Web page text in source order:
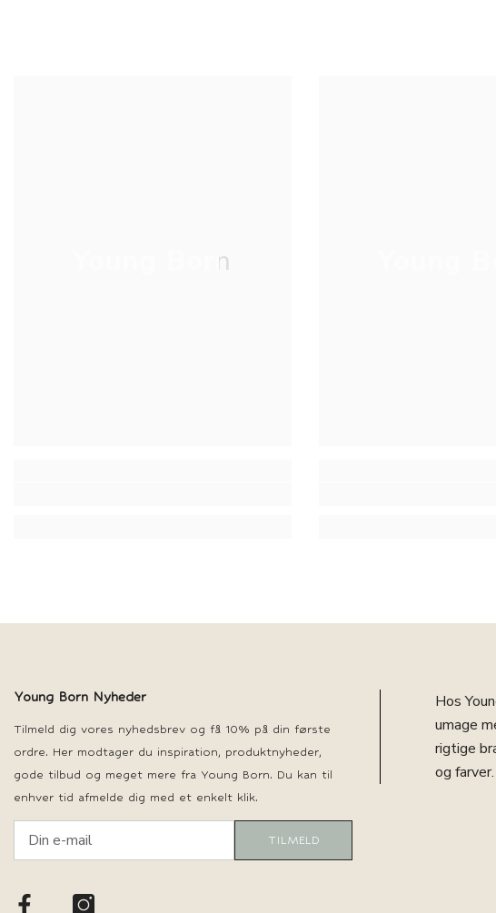
Young Born Young
Young Born Nyheder
Tilmeld dig vores nyhedsbrev og få 10% på din første
ordre. Her modtager du inspiration, produktnyheder,
gode tilbud og meget mere fra Young Born. Du kan til
enhver tid afmelde dig med et enkelt klik.
TILMELD
Hos
umage
rigtige
og farver.